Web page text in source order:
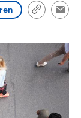
Link